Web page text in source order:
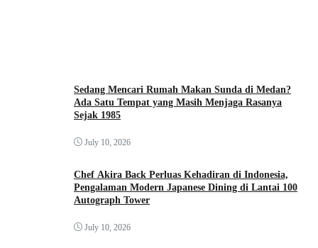
Sedang Mencari Rumah Makan Sunda di Medan?
Ada Satu Tempat yang Masih Menjaga Rasanya
Sejak 1985
July 10, 2026
Chef Akira Back Perluas Kehadiran di Indonesia,
Pengalaman Modern Japanese Dining di Lantai 100
Autograph Tower
July 10, 2026